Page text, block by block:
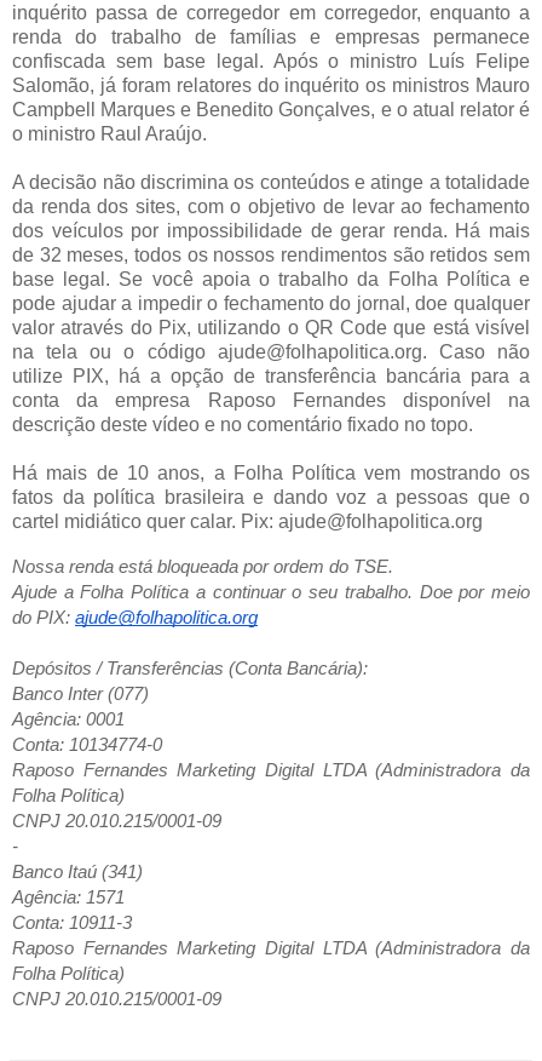
inquérito passa de corregedor em corregedor, enquanto a
renda do trabalho de famílias e empresas permanece
confiscada sem base legal. Após o ministro Luís Felipe
Salomão, já foram relatores do inquérito os ministros Mauro
Campbell Marques e Benedito Gonçalves, e o atual relator é
o ministro Raul Araújo.
A decisão não discrimina os conteúdos e atinge a totalidade
da renda dos sites, com o objetivo de levar ao fechamento
dos veículos por impossibilidade de gerar renda. Há mais
de 32 meses, todos os nossos rendimentos são retidos sem
base legal. Se você apoia o trabalho da Folha Política e
pode ajudar a impedir o fechamento do jornal, doe qualquer
valor através do Pix, utilizando o QR Code que está visível
na tela ou o código ajude@folhapolitica.org. Caso não
utilize PIX, há a opção de transferência bancária para a
conta da empresa Raposo Fernandes disponível na
descrição deste vídeo e no comentário fixado no topo.
Há mais de 10 anos, a Folha Política vem mostrando os
fatos da política brasileira e dando voz a pessoas que o
cartel midiático quer calar. Pix: ajude@folhapolitica.org
Nossa renda está bloqueada por ordem do TSE.
Ajude a Folha Política a continuar o seu trabalho. Doe por meio
do PIX: ajude@folhapolitica.org
Depósitos / Transferências (Conta Bancária):
Banco Inter (077)
Agência: 0001
Conta: 10134774-0
Raposo Fernandes Marketing Digital LTDA (Administradora da
Folha Política)
CNPJ 20.010.215/0001-09
-
Banco Itaú (341)
Agência: 1571
Conta: 10911-3
Raposo Fernandes Marketing Digital LTDA (Administradora da
Folha Política)
CNPJ 20.010.215/0001-09